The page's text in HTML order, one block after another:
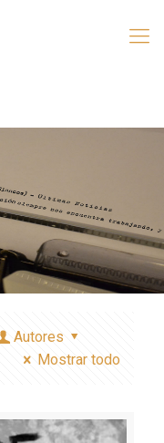
Autores
Mostrar todo